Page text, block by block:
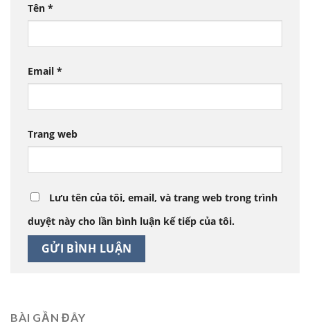
Tên *
Email *
Trang web
Lưu tên của tôi, email, và trang web trong trình
duyệt này cho lần bình luận kế tiếp của tôi.
BÀI GẦN ĐÂY